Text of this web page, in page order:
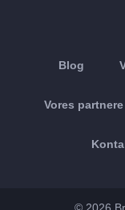
Blog
Vores partnere